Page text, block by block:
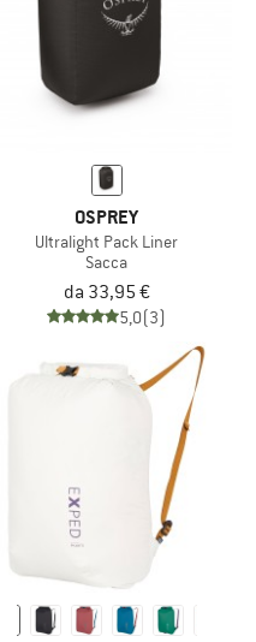
OSPREY
Ultralight Pack Liner
Sacca
da 33,95 €
5,0(3)